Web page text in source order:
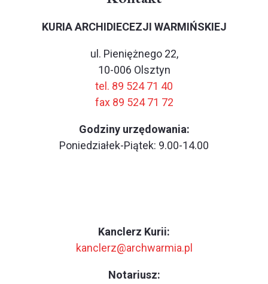
KURIA ARCHIDIECEZJI WARMIŃSKIEJ
ul. Pieniężnego 22,
10-006 Olsztyn
tel. 89 524 71 40
fax 89 524 71 72
Godziny urzędowania:
Poniedziałek-Piątek: 9.00-14.00
Kanclerz Kurii:
kanclerz@archwarmia.pl
Notariusz: